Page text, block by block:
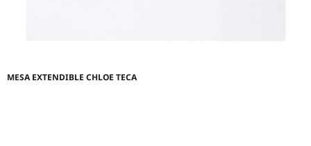
MESA EXTENDIBLE CHLOE TECA